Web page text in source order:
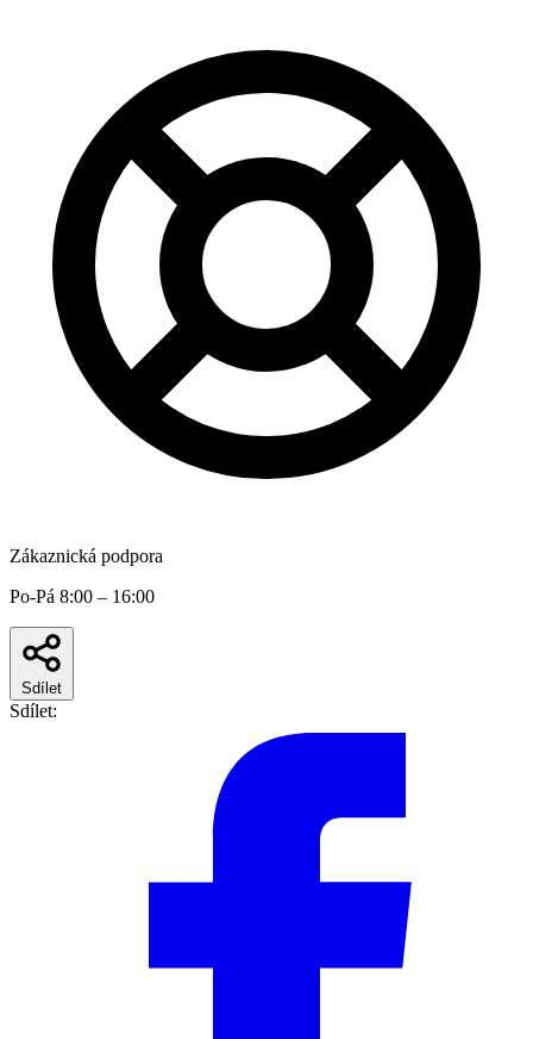
Zákaznická podpora
Po-Pá 8:00 – 16:00
Sdílet
Sdílet: